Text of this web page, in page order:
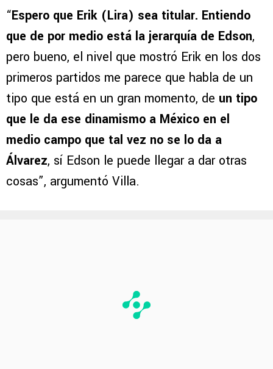
“Espero que Erik (Lira) sea titular. Entiendo
que de por medio está la jerarquía de Edson,
pero bueno, el nivel que mostró Erik en los dos
primeros partidos me parece que habla de un
tipo que está en un gran momento, de un tipo
que le da ese dinamismo a México en el
medio campo que tal vez no se lo da a
Álvarez, sí Edson le puede llegar a dar otras
cosas”, argumentó Villa.